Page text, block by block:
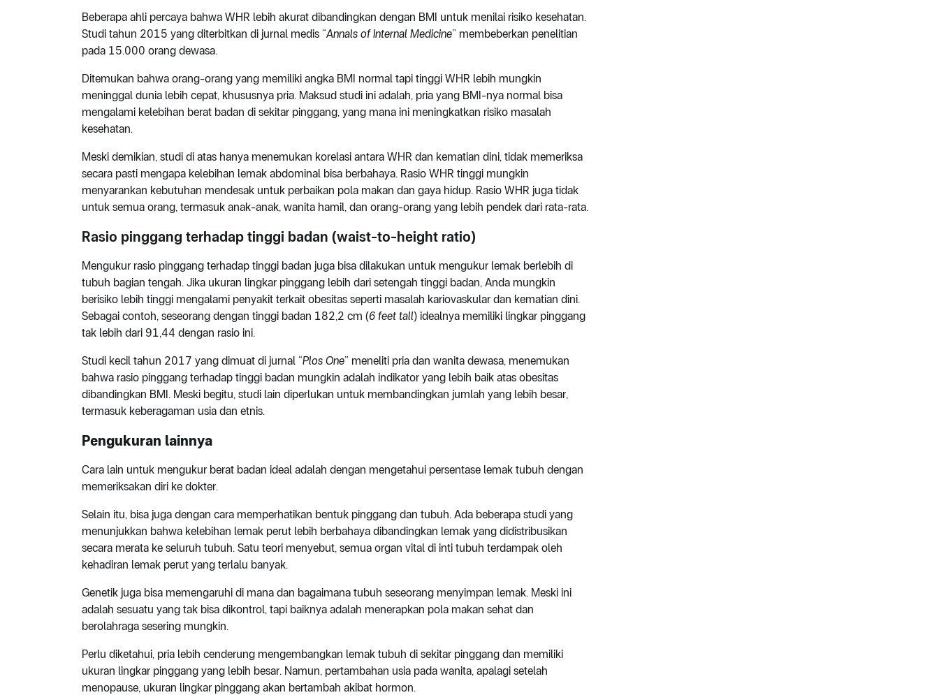
Beberapa ahli percaya bahwa WHR lebih akurat dibandingkan dengan BMI untuk menilai risiko kesehatan.
Studi tahun 2015 yang diterbitkan di jurnal medis “Annals of Internal Medicine” membeberkan penelitian
pada 15.000 orang dewasa.
Ditemukan bahwa orang-orang yang memiliki angka BMI normal tapi tinggi WHR lebih mungkin
meninggal dunia lebih cepat, khususnya pria. Maksud studi ini adalah, pria yang BMI-nya normal bisa
mengalami kelebihan berat badan di sekitar pinggang, yang mana ini meningkatkan risiko masalah
kesehatan.
Meski demikian, studi di atas hanya menemukan korelasi antara WHR dan kematian dini, tidak memeriksa
secara pasti mengapa kelebihan lemak abdominal bisa berbahaya. Rasio WHR tinggi mungkin
menyarankan kebutuhan mendesak untuk perbaikan pola makan dan gaya hidup. Rasio WHR juga tidak
untuk semua orang, termasuk anak-anak, wanita hamil, dan orang-orang yang lebih pendek dari rata-rata.
Rasio pinggang terhadap tinggi badan (waist-to-height ratio)
Mengukur rasio pinggang terhadap tinggi badan juga bisa dilakukan untuk mengukur lemak berlebih di
tubuh bagian tengah. Jika ukuran lingkar pinggang lebih dari setengah tinggi badan, Anda mungkin
berisiko lebih tinggi mengalami penyakit terkait obesitas seperti masalah kariovaskular dan kematian dini.
Sebagai contoh, seseorang dengan tinggi badan 182,2 cm (6 feet tall) idealnya memiliki lingkar pinggang
tak lebih dari 91,44 dengan rasio ini.
Studi kecil tahun 2017 yang dimuat di jurnal “Plos One” meneliti pria dan wanita dewasa, menemukan
bahwa rasio pinggang terhadap tinggi badan mungkin adalah indikator yang lebih baik atas obesitas
dibandingkan BMI. Meski begitu, studi lain diperlukan untuk membandingkan jumlah yang lebih besar,
termasuk keberagaman usia dan etnis.
Pengukuran lainnya
Cara lain untuk mengukur berat badan ideal adalah dengan mengetahui persentase lemak tubuh dengan
memeriksakan diri ke dokter.
Selain itu, bisa juga dengan cara memperhatikan bentuk pinggang dan tubuh. Ada beberapa studi yang
menunjukkan bahwa kelebihan lemak perut lebih berbahaya dibandingkan lemak yang didistribusikan
secara merata ke seluruh tubuh. Satu teori menyebut, semua organ vital di inti tubuh terdampak oleh
kehadiran lemak perut yang terlalu banyak.
Genetik juga bisa memengaruhi di mana dan bagaimana tubuh seseorang menyimpan lemak. Meski ini
adalah sesuatu yang tak bisa dikontrol, tapi baiknya adalah menerapkan pola makan sehat dan
berolahraga sesering mungkin.
Perlu diketahui, pria lebih cenderung mengembangkan lemak tubuh di sekitar pinggang dan memiliki
ukuran lingkar pinggang yang lebih besar. Namun, pertambahan usia pada wanita, apalagi setelah
menopause, ukuran lingkar pinggang akan bertambah akibat hormon.